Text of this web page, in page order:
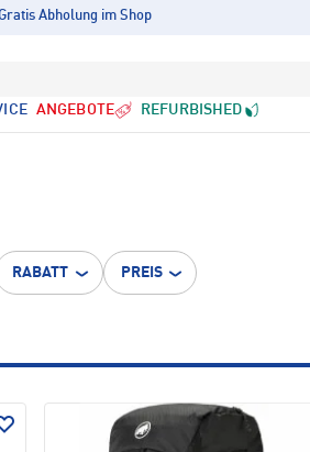
Abholung im Shop
ANGEBOTE REFURBISHED
RABATT PREIS